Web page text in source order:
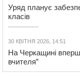
Уряд планує
класів
30 КВІТНЯ 2026, 14:51
На Черкащині
вчителя”